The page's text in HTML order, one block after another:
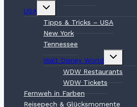
USA
Untermenü
umschalten
Tipps & Tricks – USA
New York
Tennessee
Walt Disney World
Untermenü
umschalten
WDW Restaurants
WDW Tickets
Fernweh in Farben
Reisepech & Glücksmomente